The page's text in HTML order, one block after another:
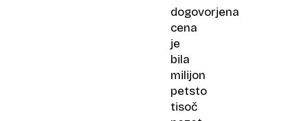
dogovorjena
cena
je
bila
milijon
petsto
tisoč